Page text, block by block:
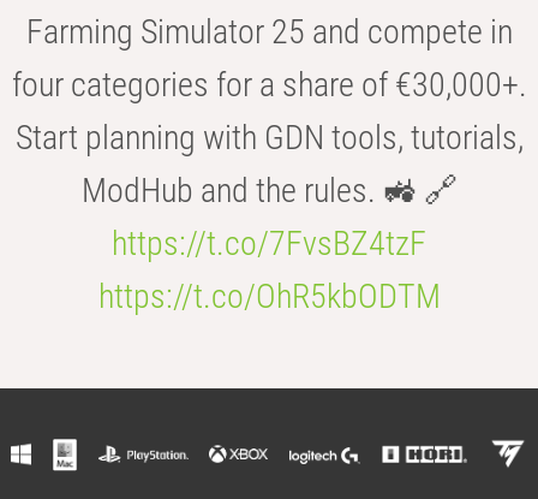
Farming Simulator 25 and compete in
four categories for a share of €30,000+.
Start planning with GDN tools, tutorials,
ModHub and the rules. 🚜 🔗
https://t.co/7FvsBZ4tzF
https://t.co/OhR5kbODTM